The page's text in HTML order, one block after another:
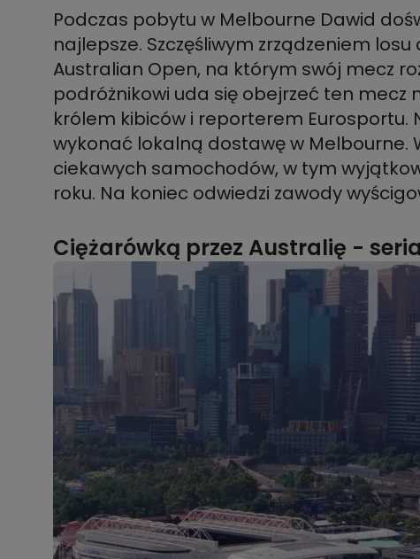
Podczas pobytu w Melbourne Dawid
najlepsze. Szczęśliwym zrządzeniem
Australian Open, na którym swój mecz
podróżnikowi uda się obejrzeć ten mecz
królem kibiców i reporterem
wykonać lokalną dostawę w Melbourne.
ciekawych samochodów, w tym
roku. Na koniec odwiedzi zawody
Ciężarówką przez Australię -